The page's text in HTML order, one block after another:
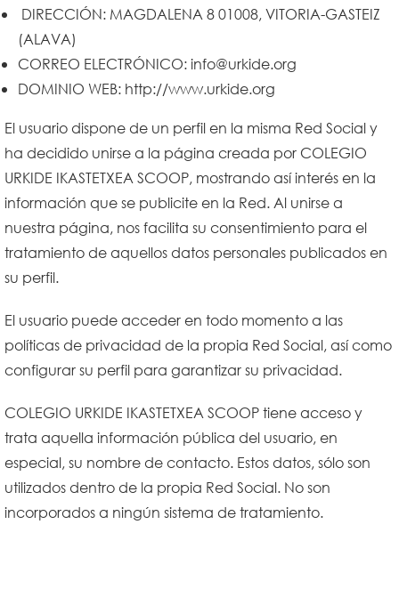
DIRECCIÓN: MAGDALENA 8 01008, VITORIA-GASTEIZ
(ALAVA)
CORREO ELECTRÓNICO: info@urkide.org
DOMINIO WEB: http://www.urkide.org
El usuario dispone de un perfil en la misma Red Social y
ha decidido unirse a la página creada por COLEGIO
URKIDE IKASTETXEA SCOOP, mostrando así interés en la
información que se publicite en la Red. Al unirse a
nuestra página, nos facilita su consentimiento para el
tratamiento de aquellos datos personales publicados en
su perfil.
El usuario puede acceder en todo momento a las
políticas de privacidad de la propia Red Social, así como
configurar su perfil para garantizar su privacidad.
COLEGIO URKIDE IKASTETXEA SCOOP tiene acceso y
trata aquella información pública del usuario, en
especial, su nombre de contacto. Estos datos, sólo son
utilizados dentro de la propia Red Social. No son
incorporados a ningún sistema de tratamiento.